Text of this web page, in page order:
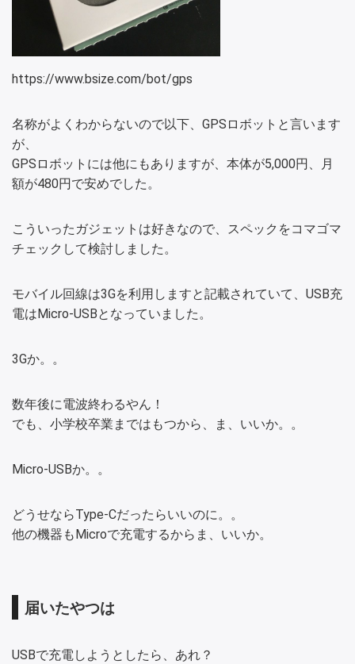
https://www.bsize.com/bot/gps
名称がよくわからないので以下、GPSロボットと言います
が、
GPSロボットには他にもありますが、本体が5,000円、月
額が480円で安めでした。
こういったガジェットは好きなので、スペックをコマゴマ
チェックして検討しました。
モバイル回線は3Gを利用しますと記載されていて、USB充
電はMicro-USBとなっていました。
3Gか。。
数年後に電波終わるやん！
でも、小学校卒業まではもつから、ま、いいか。。
Micro-USBか。。
どうせならType-Cだったらいいのに。。
他の機器もMicroで充電するからま、いいか。
届いたやつは
USBで充電しようとしたら、あれ？